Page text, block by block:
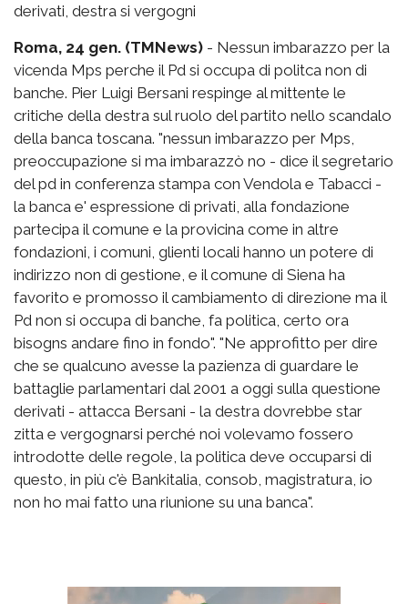
derivati, destra si vergogni
Roma, 24 gen. (TMNews) - Nessun imbarazzo per la
vicenda Mps perche il Pd si occupa di politca non di
banche. Pier Luigi Bersani respinge al mittente le
critiche della destra sul ruolo del partito nello scandalo
della banca toscana. "nessun imbarazzo per Mps,
preoccupazione si ma imbarazzò no - dice il segretario
del pd in conferenza stampa con Vendola e Tabacci -
la banca e' espressione di privati, alla fondazione
partecipa il comune e la provicina come in altre
fondazioni, i comuni, glienti locali hanno un potere di
indirizzo non di gestione, e il comune di Siena ha
favorito e promosso il cambiamento di direzione ma il
Pd non si occupa di banche, fa politica, certo ora
bisogns andare fino in fondo". "Ne approfitto per dire
che se qualcuno avesse la pazienza di guardare le
battaglie parlamentari dal 2001 a oggi sulla questione
derivati - attacca Bersani - la destra dovrebbe star
zitta e vergognarsi perché noi volevamo fossero
introdotte delle regole, la politica deve occuparsi di
questo, in più c'è Bankitalia, consob, magistratura, io
non ho mai fatto una riunione su una banca".